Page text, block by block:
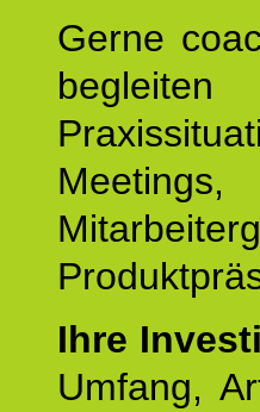
Gerne
Ihre
Umfang,